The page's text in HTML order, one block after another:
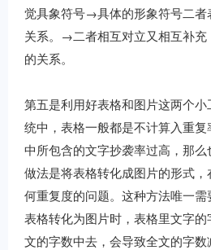
觉具象符号→具体的形象符号二者
关系。→二者相互对立又相互补充
的关系。
第五是利用好表格和图片这两个小
统中，表格一般都是不计算入重
中所包含的文字抄袭率过高，那
做法是将表格转化成图片的形式
何重复度的问题。这种方法唯一
表格转化为图片时，表格里文字
文的字数中去，会导致全文的字